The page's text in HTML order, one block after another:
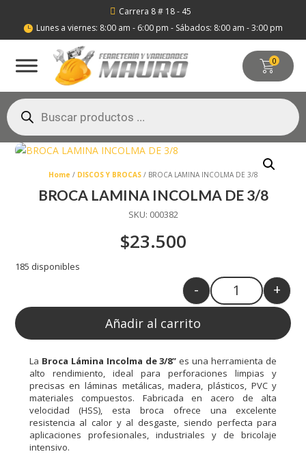
 Carrera 8 # 18 - 45
 Lunes a viernes: 8:00 am - 6:00 pm - Sábados: 8:00 am - 3:00 pm
0
Búsqueda
de
productos
Home / DISCOS Y BROCAS/ BROCA LAMINA INCOLMA DE 3/8
BROCA LAMINA INCOLMA DE 3/8
SKU: 000382
$23.500
185 disponibles
Quantity
- +
Añadir al carrito
La Broca Lámina Incolma de 3/8” es una herramienta de
alto rendimiento, ideal para perforaciones limpias y
precisas en láminas metálicas, madera, plásticos, PVC y
materiales compuestos. Fabricada en acero de alta
velocidad (HSS), esta broca ofrece una excelente
resistencia al calor y al desgaste, siendo perfecta para
aplicaciones profesionales, industriales y de bricolaje
intensivo.